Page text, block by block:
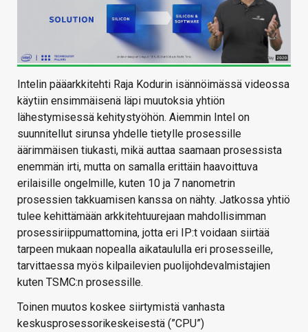
Intelin pääarkkitehti Raja Kodurin isännöimässä videossa
käytiin ensimmäisenä läpi muutoksia yhtiön
lähestymisessä kehitystyöhön. Aiemmin Intel on
suunnitellut sirunsa yhdelle tietylle prosessille
äärimmäisen tiukasti, mikä auttaa saamaan prosessista
enemmän irti, mutta on samalla erittäin haavoittuva
erilaisille ongelmille, kuten 10 ja 7 nanometrin
prosessien takkuamisen kanssa on nähty. Jatkossa yhtiö
tulee kehittämään arkkitehtuurejaan mahdollisimman
prosessiriippumattomina, jotta eri IP:t voidaan siirtää
tarpeen mukaan nopealla aikataululla eri prosesseille,
tarvittaessa myös kilpailevien puolijohdevalmistajien
kuten TSMC:n prosessille.
Toinen muutos koskee siirtymistä vanhasta
keskusprosessorikeskeisestä (”CPU”)